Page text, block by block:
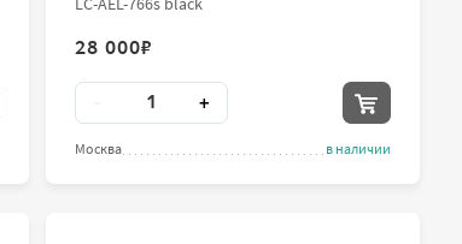
28 000₽
Количество +
Москва в наличии